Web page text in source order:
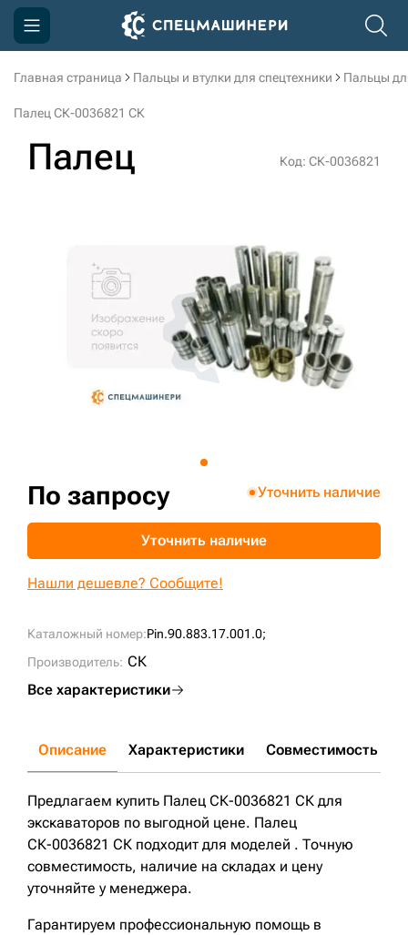
Главная страница Пальцы и втулки для спецтехники Пальцы
Палец СК-0036821 СК
Палец Код: СК-0036821
Каталожный номер:Pin.90.883.17.001.0;
Производитель: СК
Все характеристики
По запросу Уточнить наличие
Уточнить наличие
Нашли дешевле? Сообщите!
Описание Характеристики Совместимость
Предлагаем купить Палец СК-0036821 СК для
экскаваторов по выгодной цене. Палец
СК-0036821 СК подходит для моделей . Точную
совместимость, наличие на складах и цену
уточняйте у менеджера.
Гарантируем профессиональную помощь в
Компания
Доставка и оплата
3D тур по производству
3D тур по складам
sksale@skdst.ru